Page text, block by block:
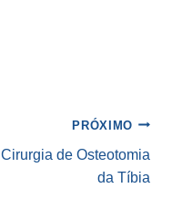
PRÓXIMO
Cirurgia de Osteotomia
da Tíbia